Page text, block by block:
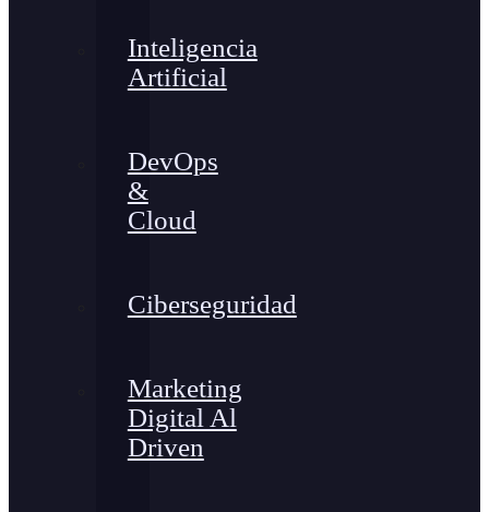
Inteligencia
Artificial
DevOps
&
Cloud
Ciberseguridad
Marketing
Digital Al
Driven